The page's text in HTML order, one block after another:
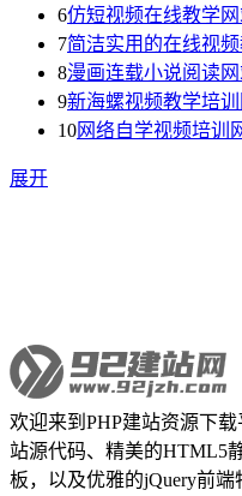
6仿短视频在线教学
7简洁实用的在线视
8漫画连载小说阅读
9新海螺视频教学培
10网络自学视频培训
展开
欢迎来到PHP建站资源下
站源代码、精美的HTML5
板，以及优雅的jQuery前端